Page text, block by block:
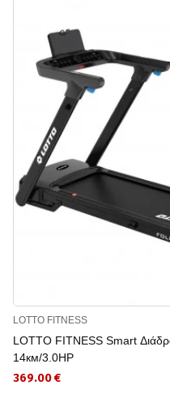
LOTTO FITNESS
LOTTO FITNESS Smart
14км/3.0HP
369.00 €